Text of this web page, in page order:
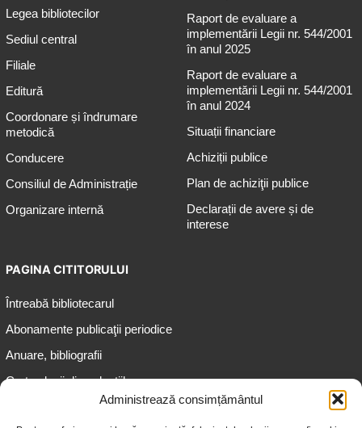
Administrează consimțământul
Legea bibliotecilor
Sediul central
Filiale
Editură
Coordonare și îndrumare
metodică
Conducere
Consiliul de Administrație
Organizare internă
Raport de evaluare a
implementării Legii nr. 544/2001
în anul 2025
Raport de evaluare a
implementării Legii nr. 544/2001
în anul 2024
Situații financiare
Achiziții publice
Plan de achiziţii publice
Declarații de avere și de
interese
PAGINA CITITORULUI
Întreabă bibliotecarul
Abonamente publicaţii periodice
Anuare, bibliografii
Cartea lunii din colecțiile